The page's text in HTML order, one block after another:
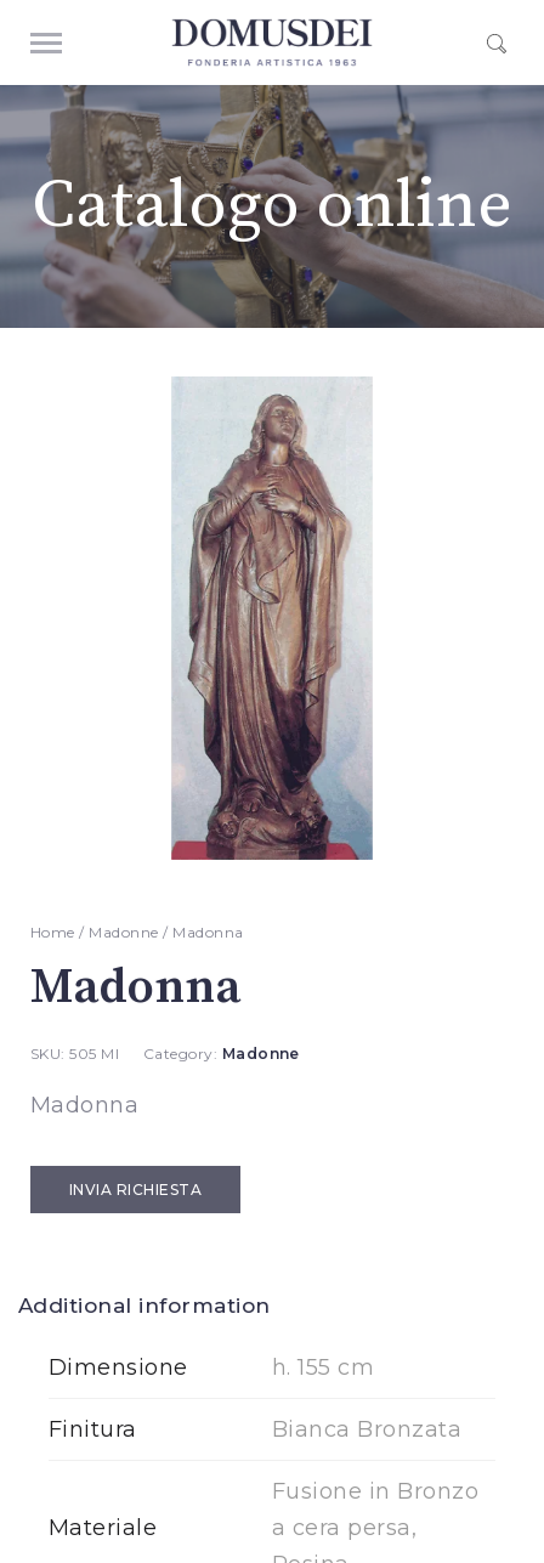
Catalogo online
Home / Madonne / Madonna
Madonna
SKU:505 MI Category: Madonne
Madonna
INVIA RICHIESTA
Additional information
Dimensione h. 155 cm
Finitura Bianca Bronzata
Materiale
Fusione in Bronzo
a cera persa,